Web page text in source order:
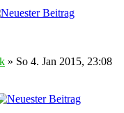
» So 4. Jan 2015, 23:08